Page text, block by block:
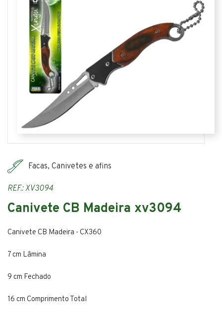
Facas, Canivetes e afins
REF.: XV3094
Canivete CB Madeira xv3094
Canivete CB Madeira - CX360
7 cm Lâmina
9 cm Fechado
16 cm Comprimento Total